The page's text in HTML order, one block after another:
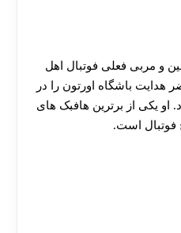
و مربی فعلی فوتبال اهل
هدایت باشگاه اورتون را در
او یکی از برترین هافبک‌ های
فوتبال است.